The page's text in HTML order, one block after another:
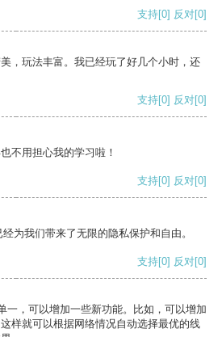
支持[0] 反对[0]
，玩法丰富。我已经玩了好几个小时，还
支持[0] 反对[0]
不用担心我的学习啦！
支持[0] 反对[0]
为我们带来了无限的隐私保护和自由。
支持[0] 反对[0]
一，可以增加一些新功能。比如，可以增加
样就可以根据网络情况自动选择最优的线